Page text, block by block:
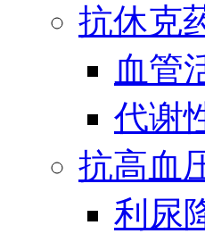
抗休克
血管
代谢
抗高血
利尿